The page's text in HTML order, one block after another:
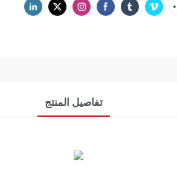
تفاصيل المنتج